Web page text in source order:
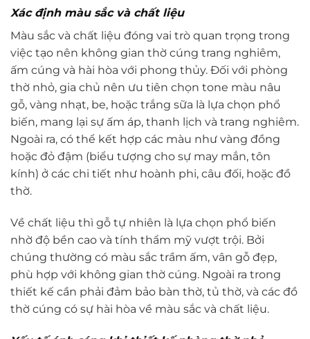
Xác định màu sắc và chất liệu
Màu sắc và chất liệu đóng vai trò quan trọng trong
việc tạo nên không gian thờ cúng trang nghiêm,
ấm cúng và hài hòa với phong thủy. Đối với phòng
thờ nhỏ, gia chủ nên ưu tiên chọn tone màu nâu
gỗ, vàng nhạt, be, hoặc trắng sữa là lựa chọn phổ
biến, mang lại sự ấm áp, thanh lịch và trang nghiêm.
Ngoài ra, có thể kết hợp các màu như vàng đồng
hoặc đỏ đậm (biểu tượng cho sự may mắn, tôn
kính) ở các chi tiết như hoành phi, câu đối, hoặc đồ
thờ.
Về chất liệu thì gỗ tự nhiên là lựa chọn phổ biến
nhờ độ bền cao và tính thẩm mỹ vượt trội. Bởi
chúng thường có màu sắc trầm ấm, vân gỗ đẹp,
phù hợp với không gian thờ cúng. Ngoài ra trong
thiết kế cần phải đảm bảo bàn thờ, tủ thờ, và các đồ
thờ cúng có sự hài hòa về màu sắc và chất liệu.